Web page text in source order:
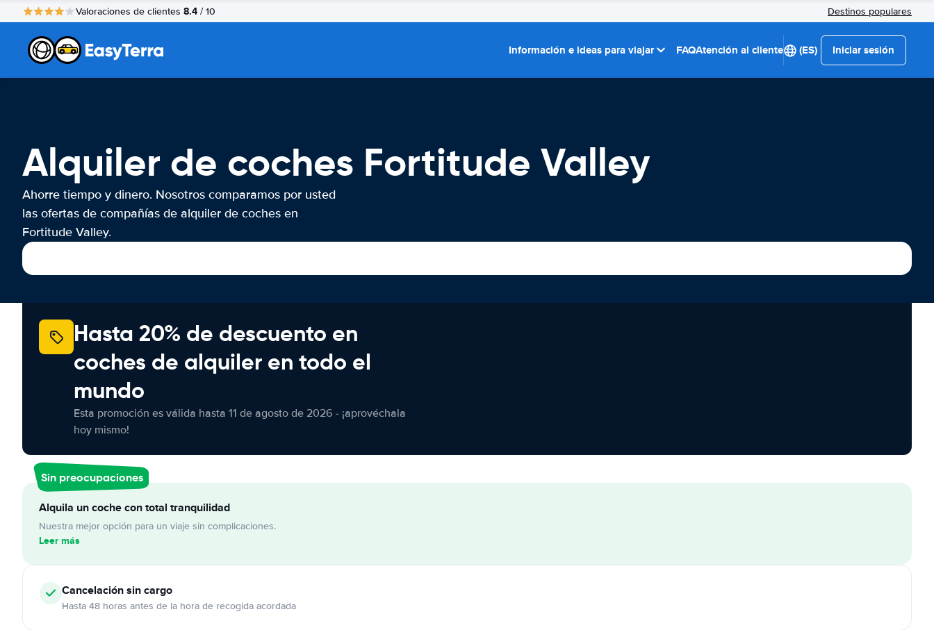
Valoraciones de clientes 8.4 / 10 Destinos populares
Información e ideas para viajar FAQAtención al cliente (ES) Iniciar sesión
Alquiler de coches Fortitude Valley
Ahorre tiempo y dinero. Nosotros comparamos por usted
las ofertas de compañías de alquiler de coches en
Fortitude Valley.
Hasta 20% de descuento en
coches de alquiler en todo el
mundo
Esta promoción es válida hasta 11 de agosto de 2026 - ¡aprovéchala
hoy mismo!
Sin preocupaciones
Alquila un coche con total tranquilidad
Nuestra mejor opción para un viaje sin complicaciones.
Leer más
Cancelaciónsin cargo
Hasta 48 horas antes de la hora de recogida acordada